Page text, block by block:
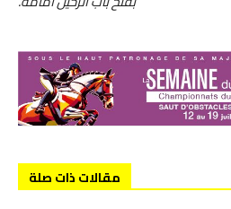
مقالات ذات صلة